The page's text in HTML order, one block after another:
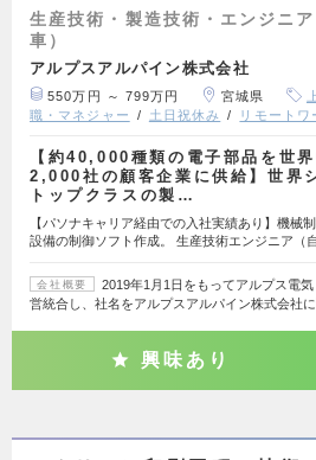
生産技術・製造技術・エンジニ
車）
アルプスアルパイン株式会社
550万円 ～ 799万円 宮城県
職・マネジャー
土日祝休み リモートワ
【約40,000種類の電子部品を世
2,000社の顧客企業に供給】世界
トップクラスの製…
【パソナキャリア経由での入社実績あり】機械
設備の制御ソフト作成。 生産技術エンジニア（
会社概要
2019年1月1日をもってアルプス電
営統合し、社名をアルプスアルパイン株式会社
興味あり